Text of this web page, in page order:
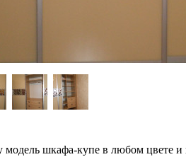
модель шкафа-купе в любом цвете